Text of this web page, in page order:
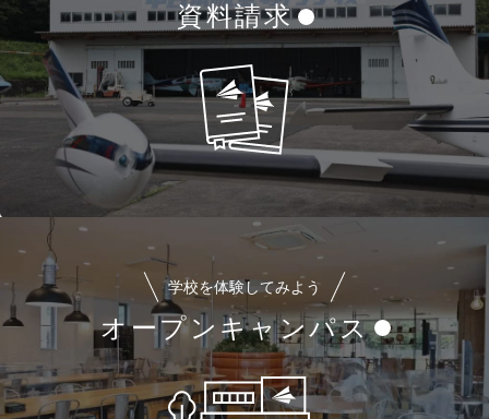
資料請求
学校を体験してみよう
オープンキャンパス